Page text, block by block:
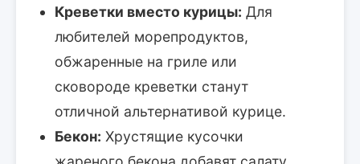
Креветки вместо курицы: Для
любителей морепродуктов,
обжаренные на гриле или
сковороде креветки станут
отличной альтернативой курице.
Бекон: Хрустящие кусочки